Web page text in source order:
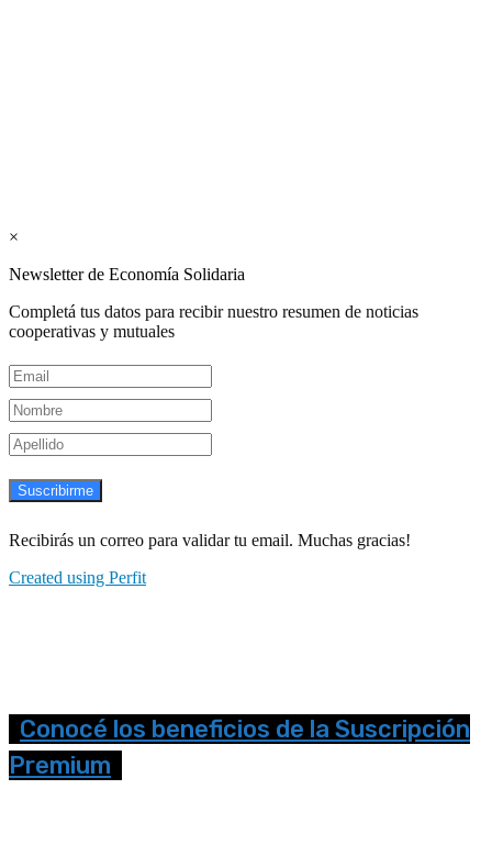
×
Newsletter de Economía Solidaria
Completá tus datos para recibir nuestro resumen de noticias
cooperativas y mutuales
Suscribirme
Recibirás un correo para validar tu email. Muchas gracias!
Created using Perfit
Conocé los beneficios de la Suscripción
Premium